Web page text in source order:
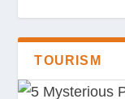
TOURISM